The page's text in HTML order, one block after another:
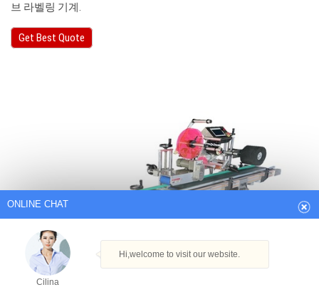
브 라벨링 기계.
Get Best Quote
Hi,welcome to visit our website.
Cilina